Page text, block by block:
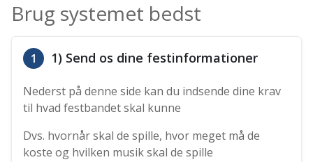
Brug systemet bedst
1 1) Send os dine festinformationer
Nederst på denne side kan du indsende dine krav
til hvad festbandet skal kunne
Dvs. hvornår skal de spille, hvor meget må de
koste og hvilken musik skal de spille